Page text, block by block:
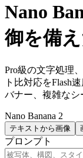
Nano
御を備
Pro級の文字処理
ト比対応をFlash
バナー、複雑なシ
Nano Banana 2
テキストから画像
プロンプト